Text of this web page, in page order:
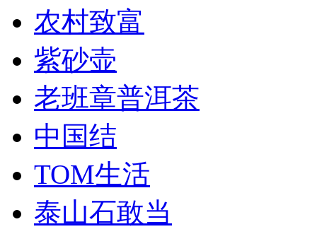
农村致富
紫砂壶
老班章普洱茶
中国结
TOM生活
泰山石敢当